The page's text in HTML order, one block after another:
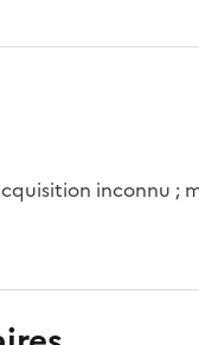
inconnu ;